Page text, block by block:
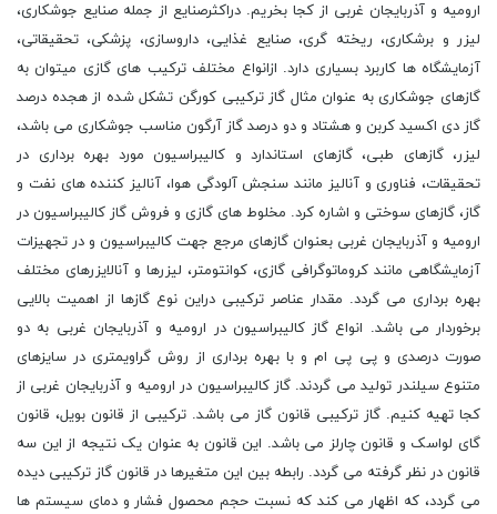
ارومیه و آذربایجان غربی از کجا بخریم. دراکثرصنایع از جمله صنایع جوشکاری،
لیزر و برشکاری، ریخته گری، صنایع غذایی، داروسازی، پزشکی، تحقیقاتی،
آزمایشگاه ها کاربرد بسیاری دارد. ازانواع مختلف ترکیب های گازی میتوان به
گازهای جوشکاری به عنوان مثال گاز ترکیبی کورگن تشکل شده از هجده درصد
گاز دی اکسید کربن و هشتاد و دو درصد گاز آرگون مناسب جوشکاری می باشد،
لیزر، گازهای طبی، گازهای استاندارد و کالیبراسیون مورد بهره برداری در
تحقیقات، فناوری و آنالیز مانند سنجش آلودگی هوا، آنالیز کننده های نفت و
گاز، گازهای سوختی و اشاره کرد. مخلوط های گازی و فروش گاز کالیبراسیون در
ارومیه و آذربایجان غربی بعنوان گازهای مرجع جهت کالیبراسیون و در تجهیزات
آزمایشگاهی مانند کروماتوگرافی گازی، کوانتومتر، لیزرها و آنالایزرهای مختلف
بهره برداری می گردد. مقدار عناصر ترکیبی دراین نوع گازها از اهمیت بالایی
برخوردار می باشد. انواع گاز کالیبراسیون در ارومیه و آذربایجان غربی به دو
صورت درصدی و پی پی ام و با بهره برداری از روش گراویمتری در سایزهای
متنوع سیلندر تولید می گردند. گاز کالیبراسیون در ارومیه و آذربایجان غربی از
کجا تهیه کنیم. گاز ترکیبی قانون گاز می باشد. ترکیبی از قانون بویل، قانون
گای لواسک و قانون چارلز می باشد. این قانون به عنوان یک نتیجه از این سه
قانون در نظر گرفته می گردد. رابطه بین این متغیرها در قانون گاز ترکیبی دیده
می گردد، که اظهار می کند که نسبت حجم محصول فشار و دمای سیستم ها